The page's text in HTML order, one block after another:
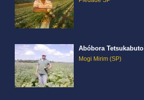
Abóbora Tetsukabuto
Mogi Mirim (SP)